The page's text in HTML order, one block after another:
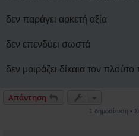
δεν παράγει αρκετή αξία
δεν επενδύει σωστά
δεν μοιράζει δίκαια τον
Απάντηση
1 δημοσίευση •